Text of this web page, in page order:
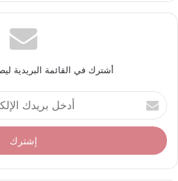
أشترك في القائمة البريدية
أ
د
خ
ل
ر